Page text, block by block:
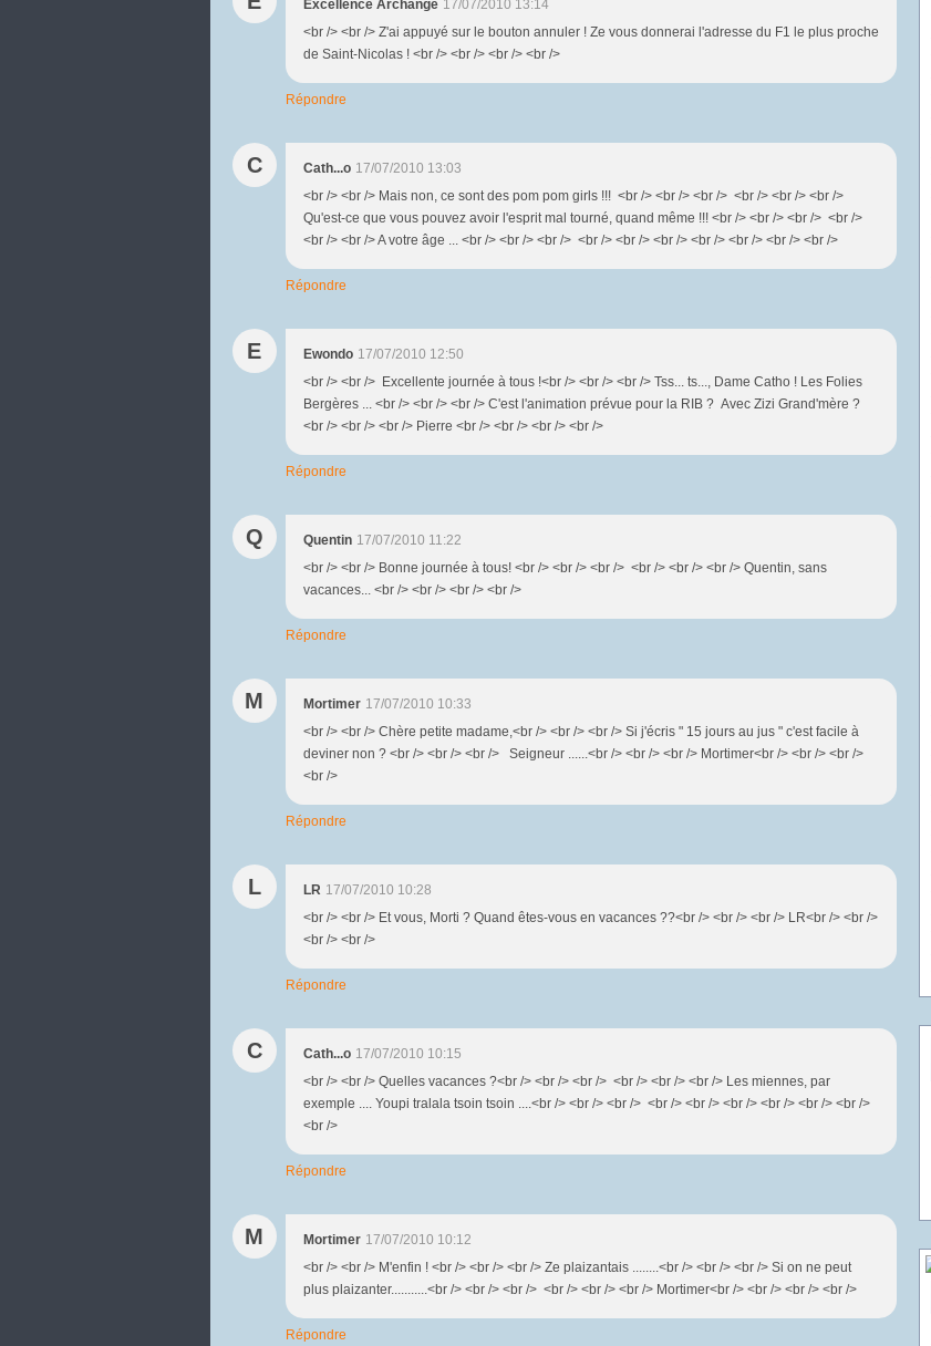
Excellence Archange 17/07/2010 13:14
<br /> <br /> Z'ai appuyé sur le bouton annuler ! Ze vous donnerai l'adresse du F1 le plus proche
de Saint-Nicolas ! <br /> <br /> <br /> <br />
Répondre
C Cath...o 17/07/2010 13:03
<br /> <br /> Mais non, ce sont des pom pom girls !!! <br /> <br /> <br /> <br /> <br /> <br />
Qu'est-ce que vous pouvez avoir l'esprit mal tourné, quand même !!! <br /> <br /> <br /> <br />
<br /> <br /> A votre âge ... <br /> <br /> <br /> <br /> <br /> <br /> <br /> <br /> <br /> <br />
Répondre
E Ewondo 17/07/2010 12:50
<br /> <br /> Excellente journée à tous !<br /> <br /> <br /> Tss... ts..., Dame Catho ! Les Folies
Bergères ... <br /> <br /> <br /> C'est l'animation prévue pour la RIB ? Avec Zizi Grand'mère ?
<br /> <br /> <br /> Pierre <br /> <br /> <br /> <br />
Répondre
Q Quentin 17/07/2010 11:22
<br /> <br /> Bonne journée à tous! <br /> <br /> <br /> <br /> <br /> <br /> Quentin, sans
vacances... <br /> <br /> <br /> <br />
Répondre
M Mortimer 17/07/2010 10:33
<br /> <br /> Chère petite madame,<br /> <br /> <br /> Si j'écris " 15 jours au jus " c'est facile à
deviner non ? <br /> <br /> <br /> Seigneur ......<br /> <br /> <br /> Mortimer<br /> <br /> <br />
<br />
Répondre
L LR 17/07/2010 10:28
<br /> <br /> Et vous, Morti ? Quand êtes-vous en vacances ??<br /> <br /> <br /> LR<br /> <br />
<br /> <br />
Répondre
C Cath...o 17/07/2010 10:15
<br /> <br /> Quelles vacances ?<br /> <br /> <br /> <br /> <br /> <br /> Les miennes, par
exemple .... Youpi tralala tsoin tsoin ....<br /> <br /> <br /> <br /> <br /> <br /> <br /> <br /> <br />
<br />
Répondre
M Mortimer 17/07/2010 10:12
<br /> <br /> M'enfin ! <br /> <br /> <br /> Ze plaizantais ........<br /> <br /> <br /> Si on ne peut
plus plaizanter...........<br /> <br /> <br /> <br /> <br /> <br /> Mortimer<br /> <br /> <br /> <br />
Répondre